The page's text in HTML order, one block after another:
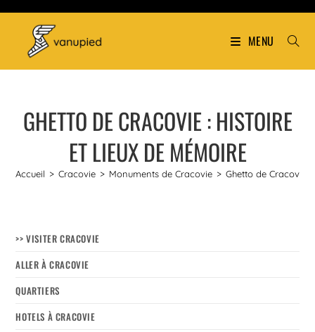
MENU
GHETTO DE CRACOVIE : HISTOIRE
ET LIEUX DE MÉMOIRE
Accueil > Cracovie > Monuments de Cracovie > Ghetto de Cracovie
>> VISITER CRACOVIE
ALLER À CRACOVIE
QUARTIERS
HOTELS À CRACOVIE